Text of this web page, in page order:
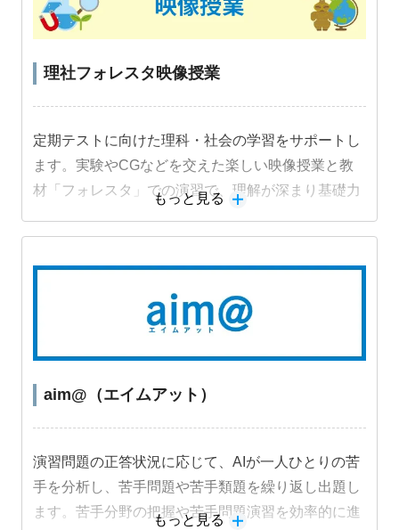
理社フォレスタ映像授業
定期テストに向けた理科・社会の学習をサポートし
ます。実験やCGなどを交えた楽しい映像授業と教
材「フォレスタ」での演習で、理解が深まり基礎力
もっと見る
aim@（エイムアット）
演習問題の正答状況に応じて、AIが一人ひとりの苦
手を分析し、苦手問題や苦手類題を繰り返し出題し
ます。苦手分野の把握や苦手問題演習を効率的に進
もっと見る